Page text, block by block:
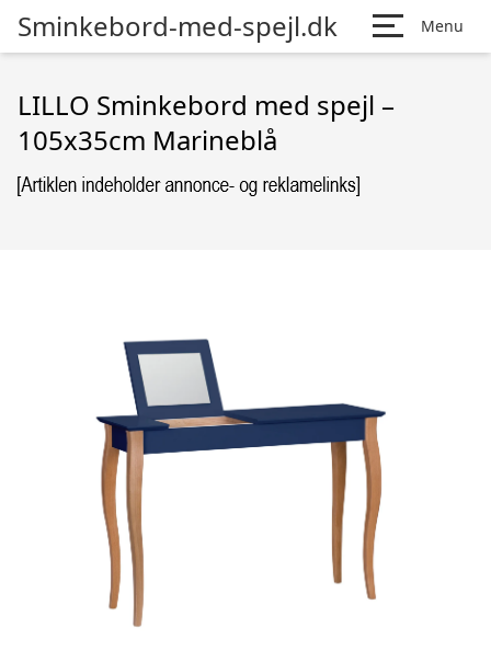
Sminkebord-med-spejl.dk Menu
LILLO Sminkebord med spejl –
105x35cm Marineblå